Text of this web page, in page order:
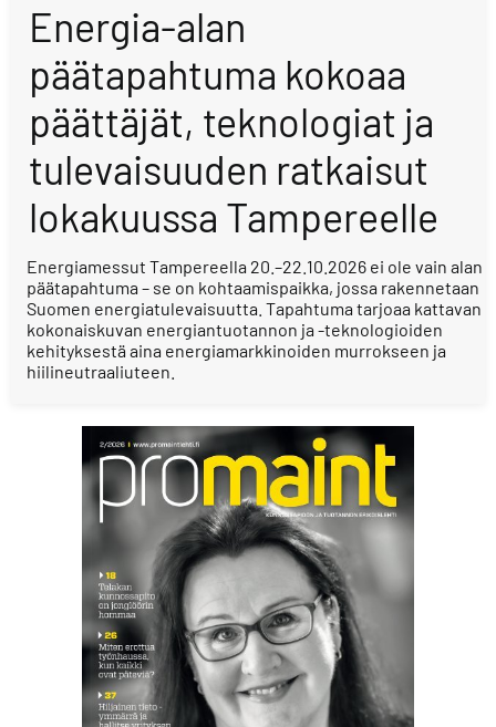
Energia-alan
päätapahtuma kokoaa
päättäjät, teknologiat ja
tulevaisuuden ratkaisut
lokakuussa Tampereelle
Energiamessut Tampereella 20.–22.10.2026 ei ole vain alan
päätapahtuma – se on kohtaamispaikka, jossa rakennetaan
Suomen energiatulevaisuutta. Tapahtuma tarjoaa kattavan
kokonaiskuvan energiantuotannon ja -teknologioiden
kehityksestä aina energiamarkkinoiden murrokseen ja
hiilineutraaliuteen.